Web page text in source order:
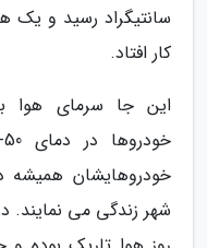
سانتیگراد رسید و یک
کار افتاد.
این جا سرمای هوا